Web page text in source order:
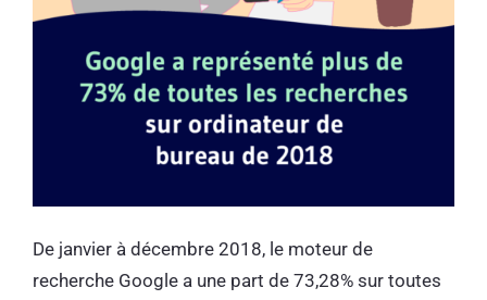
De janvier à décembre 2018, le moteur de
recherche Google a une part de 73,28% sur toutes